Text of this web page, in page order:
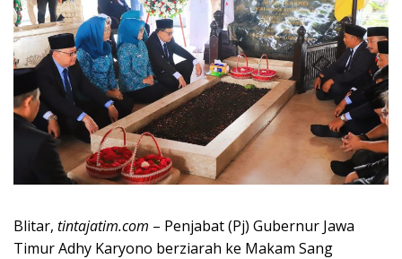
Blitar, tintajatim.com – Penjabat (Pj) Gubernur Jawa
Timur Adhy Karyono berziarah ke Makam Sang